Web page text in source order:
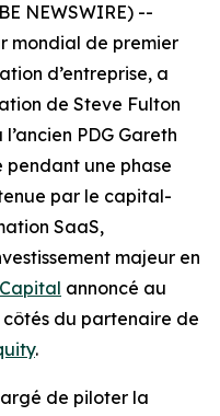
NEWSWIRE) --
mondial de premier
d’entreprise, a
de Steve Fulton
PDG Gareth
pendant une phase
par le capital-
SaaS,
majeur en
annoncé au
du partenaire de
.
de piloter la